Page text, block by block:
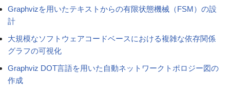
Graphvizを用いたテキストからの有限状態機械（FSM）の設
計
大規模なソフトウェアコードベースにおける複雑な依存関係
グラフの可視化
Graphviz DOT言語を用いた自動ネットワークトポロジー図の
作成